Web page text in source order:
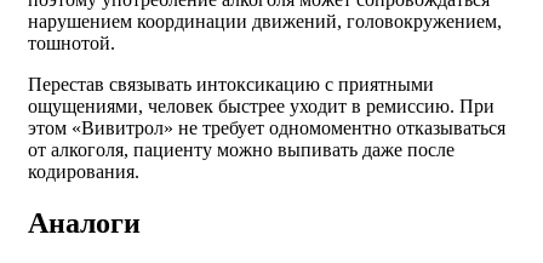
нарушением координации движений, головокружением,
тошнотой.
Перестав связывать интоксикацию с приятными
ощущениями, человек быстрее уходит в ремиссию. При
этом «Вивитрол» не требует одномоментно отказываться
от алкоголя, пациенту можно выпивать даже после
кодирования.
Аналоги